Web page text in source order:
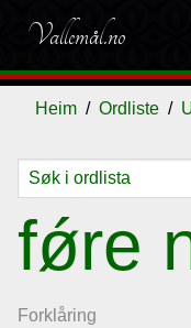
Vallemål.no
Heim Ordliste
fǿre
Forklåring
Ordliste
Om
vallemålet